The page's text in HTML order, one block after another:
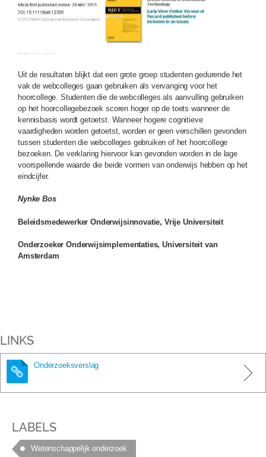
Uit de resultaten blijkt dat een grote groep studenten gedurende het
vak de webcolleges gaan gebruiken als vervanging voor het
hoorcollege. Studenten die de webcolleges als aanvulling gebruiken
op het hoorcollegebezoek scoren hoger op de toets wanneer de
kennisbasis wordt getoetst. Wanneer hogere cognitieve
vaardigheden worden getoetst, worden er geen verschillen gevonden
tussen studenten die webcolleges gebruiken of het hoorcollege
bezoeken. De verklaring hiervoor kan gevonden worden in de lage
voorspellende waarde die beide vormen van onderwijs hebben op het
eindcijfer.
Nynke Bos
Beleidsmedewerker Onderwijsinnovatie, Vrije Universiteit
Onderzoeker Onderwijsimplementaties, Universiteit van
Amsterdam
LINKS
Onderzoeksverslag
LABELS
Wetenschappelijk onderzoek